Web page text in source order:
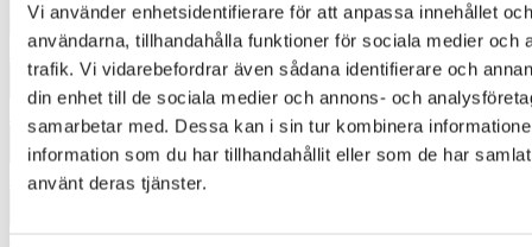
Vi använder enhetsidentifierare för att anpassa innehållet
användarna, tillhandahålla funktioner för sociala medier och
trafik. Vi vidarebefordrar även sådana identifierare och
din enhet till de sociala medier och annons- och
samarbetar med. Dessa kan i sin tur kombinera
information som du har tillhandahållit eller som de har
använt deras tjänster.
3522
3671